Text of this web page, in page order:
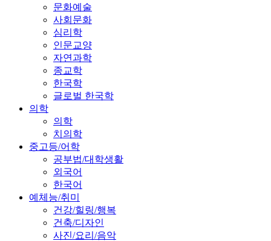
문화예술
사회문화
심리학
인문교양
자연과학
종교학
한국학
글로벌 한국학
의학
의학
치의학
중고등/어학
공부법/대학생활
외국어
한국어
예체능/취미
건강/힐링/행복
건축/디자인
사진/요리/음악